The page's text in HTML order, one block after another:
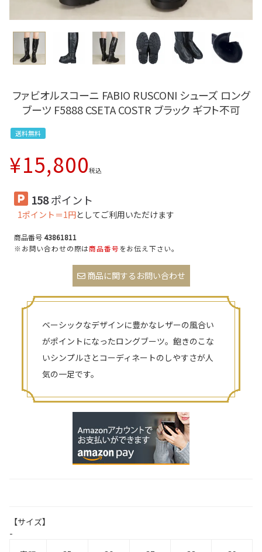
ファビオルスコーニ FABIO RUSCONI シューズ ロング
ブーツ F5888 CSETA COSTR ブラック ギフト不可
送料無料
¥15,800税込
158ポイント
1ポイント＝1円としてご利用いただけます
商品番号43861811
※お問い合わせの際は商品番号をお伝え下さい。
商品に関するお問い合わせ
ベーシックなデザインに豊かなレザーの風合い
がポイントになったロングブーツ。飽きのこな
いシンプルさとコーディネートのしやすさが人
気の一足です。
【サイズ】
-